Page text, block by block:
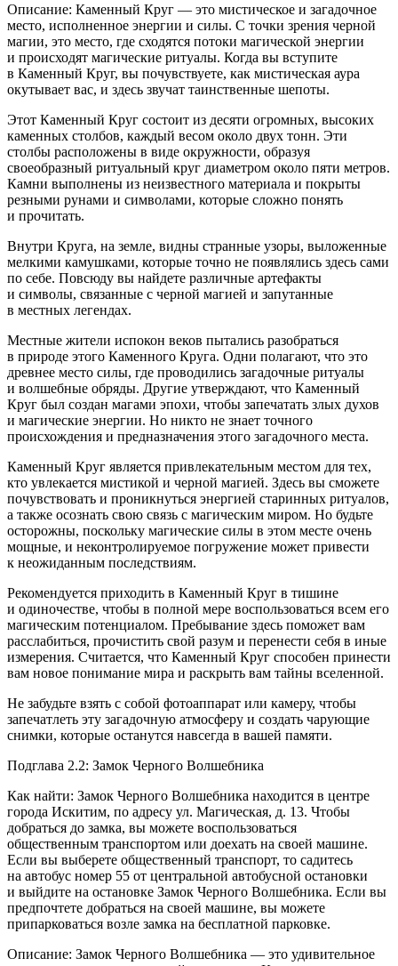
Описание: Каменный Круг — это мистическое и загадочное
место, исполненное энергии и силы. С точки зрения черной
магии, это место, где сходятся потоки магической энергии
и происходят магические ритуалы. Когда вы вступите
в Каменный Круг, вы почувствуете, как мистическая аура
окутывает вас, и здесь звучат таинственные шепоты.
Этот Каменный Круг состоит из десяти огромных, высоких
каменных столбов, каждый весом около двух тонн. Эти
столбы расположены в виде окружности, образуя
своеобразный ритуальный круг диаметром около пяти метров.
Камни выполнены из неизвестного материала и покрыты
резными рунами и символами, которые сложно понять
и прочитать.
Внутри Круга, на земле, видны странные узоры, выложенные
мелкими камушками, которые точно не появлялись здесь сами
по себе. Повсюду вы найдете различные артефакты
и символы, связанные с черной магией и запутанные
в местных легендах.
Местные жители испокон веков пытались разобраться
в природе этого Каменного Круга. Одни полагают, что это
древнее место силы, где проводились загадочные ритуалы
и волшебные обряды. Другие утверждают, что Каменный
Круг был создан магами эпохи, чтобы запечатать злых духов
и магические энергии. Но никто не знает точного
происхождения и предназначения этого загадочного места.
Каменный Круг является привлекательным местом для тех,
кто увлекается мистикой и черной магией. Здесь вы сможете
почувствовать и проникнуться энергией старинных ритуалов,
а также осознать свою связь с магическим миром. Но будьте
осторожны, поскольку магические силы в этом месте очень
мощные, и неконтролируемое погружение может привести
к неожиданным последствиям.
Рекомендуется приходить в Каменный Круг в тишине
и одиночестве, чтобы в полной мере воспользоваться всем его
магическим потенциалом. Пребывание здесь поможет вам
расслабиться, прочистить свой разум и перенести себя в иные
измерения. Считается, что Каменный Круг способен принести
вам новое понимание мира и раскрыть вам тайны вселенной.
Не забудьте взять с собой фотоаппарат или камеру, чтобы
запечатлеть эту загадочную атмосферу и создать чарующие
снимки, которые останутся навсегда в вашей памяти.
Подглава 2.2: Замок Черного Волшебника
Как найти: Замок Черного Волшебника находится в центре
города Искитим, по адресу ул. Магическая, д. 13. Чтобы
добраться до замка, вы можете воспользоваться
общественным транспортом или доехать на своей машине.
Если вы выберете общественный транспорт, то садитесь
на автобус номер 55 от центральной автобусной остановки
и выйдите на остановке Замок Черного Волшебника. Если вы
предпочтете добраться на своей машине, вы можете
припарковаться возле замка на бесплатной парковке.
Описание: Замок Черного Волшебника — это удивительное